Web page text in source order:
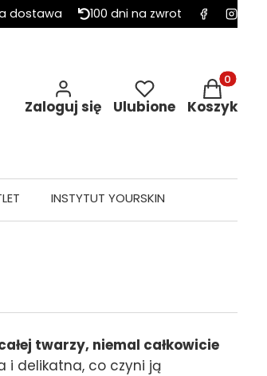
dostawa 100 dni na zwrot
Zaloguj się Ulubione
Produkty
Koszyk
INSTYTUT YOURSKIN
twarzy, niemal całkowicie
i delikatna, co czyni ją